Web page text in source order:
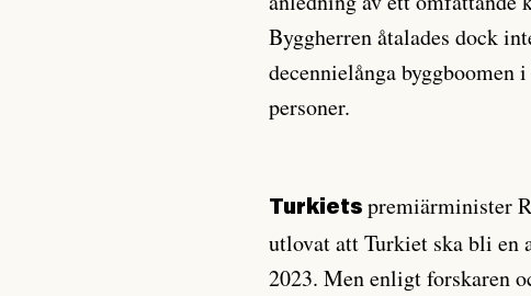
Byggherren åtalades dock
decennielånga
personer.
Turkietspremiärminister
utlovat att Turkiet ska bli en
2023. Men enligt forskaren